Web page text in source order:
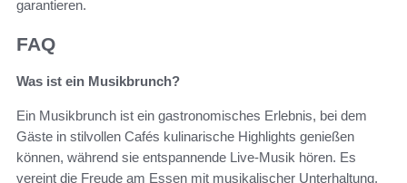
garantieren.
FAQ
Was ist ein Musikbrunch?
Ein Musikbrunch ist ein gastronomisches Erlebnis, bei dem
Gäste in stilvollen Cafés kulinarische Highlights genießen
können, während sie entspannende Live-Musik hören. Es
vereint die Freude am Essen mit musikalischer Unterhaltung.